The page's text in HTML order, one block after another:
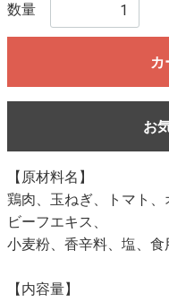
数量
カ
お
【原材料名】
鶏肉、玉ねぎ、トマト、
ビーフエキス、
小麦粉、香辛料、塩、食
【内容量】